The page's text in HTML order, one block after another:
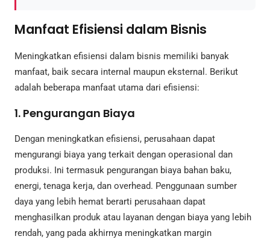
Manfaat Efisiensi dalam Bisnis
Meningkatkan efisiensi dalam bisnis memiliki banyak
manfaat, baik secara internal maupun eksternal. Berikut
adalah beberapa manfaat utama dari efisiensi:
1. Pengurangan Biaya
Dengan meningkatkan efisiensi, perusahaan dapat
mengurangi biaya yang terkait dengan operasional dan
produksi. Ini termasuk pengurangan biaya bahan baku,
energi, tenaga kerja, dan overhead. Penggunaan sumber
daya yang lebih hemat berarti perusahaan dapat
menghasilkan produk atau layanan dengan biaya yang lebih
rendah, yang pada akhirnya meningkatkan margin